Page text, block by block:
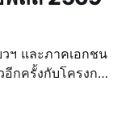
วฯ และภาคเอกชน
กครั้งกับโครงการ